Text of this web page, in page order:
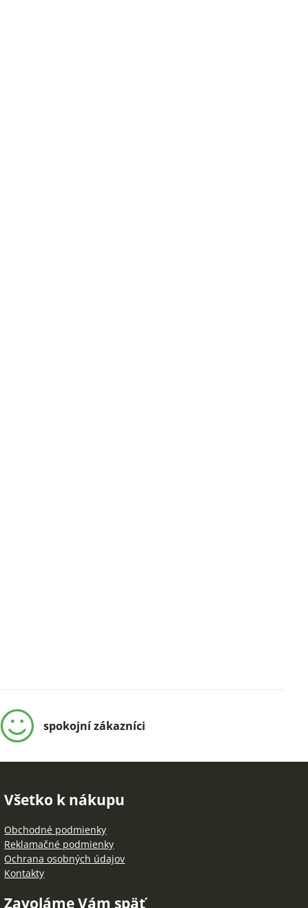
spokojní zákazníci
Všetko k nákupu
Obchodné podmienky
Reklamačné podmienky
Ochrana osobných údajov
Kontakty
Zavoláme Vám späť